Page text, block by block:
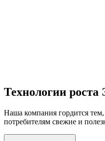
Технологии роста
Наша компания гордится тем,
потребителям свежие и